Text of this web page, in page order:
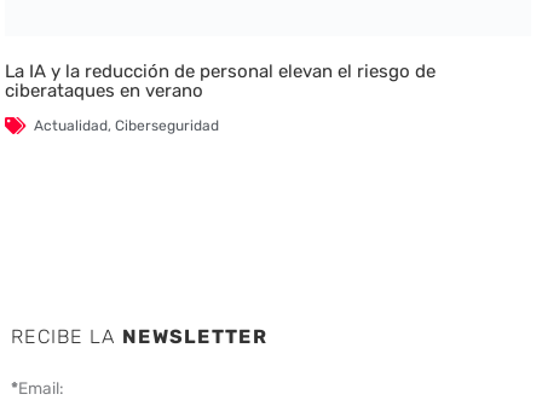
La IA y la reducción de personal elevan el riesgo de
ciberataques en verano
Actualidad,Ciberseguridad
RECIBE LA NEWSLETTER
*Email: